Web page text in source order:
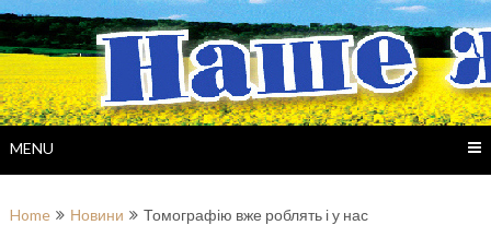
Skip
to
content
MENU
Home Новини Томографію вже роблять і у нас